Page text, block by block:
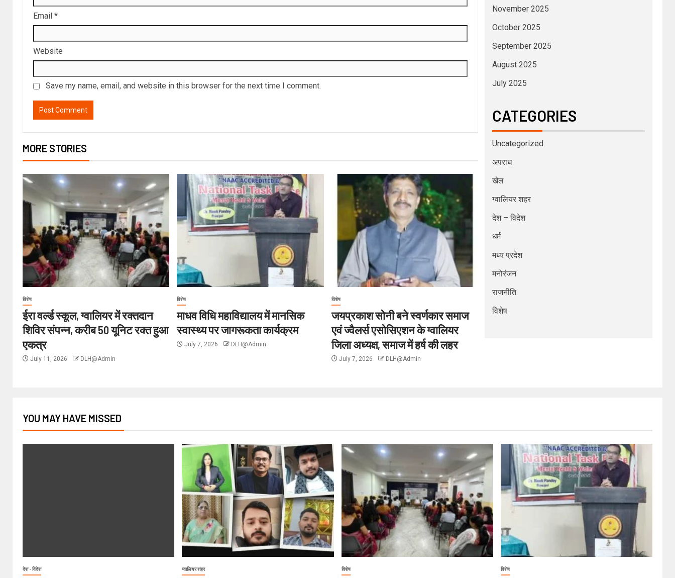
Email *
Website
Save my name, email, and website in this browser for the next time I comment.
MORE STORIES
विशेष
ईरा वर्ल्ड स्कूल, ग्वालियर में रक्तदान
शिविर संपन्न, करीब 50 यूनिट रक्त हुआ
एकत्र
July 11, 2026 DLH@Admin
विशेष
माधव विधि महाविद्यालय में मानसिक
स्वास्थ्य पर जागरूकता कार्यक्रम
July 7, 2026 DLH@Admin
विशेष
जयप्रकाश सोनी बने स्वर्णकार समाज
एवं ज्वैलर्स एसोसिएशन के ग्वालियर
जिला अध्यक्ष, समाज में हर्ष की लहर
July 7, 2026 DLH@Admin
November 2025
October 2025
September 2025
August 2025
July 2025
CATEGORIES
Uncategorized
अपराध
खेल
ग्वालियर शहर
देश – विदेश
धर्म
मध्य प्रदेश
मनोरंजन
राजनीति
विशेष
YOU MAY HAVE MISSED
देश - विदेश ग्वालियर शहर विशेष विशेष